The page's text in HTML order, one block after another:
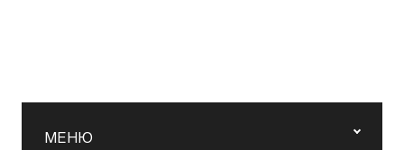
МЕНЮ